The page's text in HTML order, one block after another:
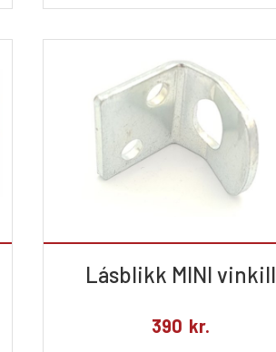
Lásblikk MINI vinkill
390 kr.